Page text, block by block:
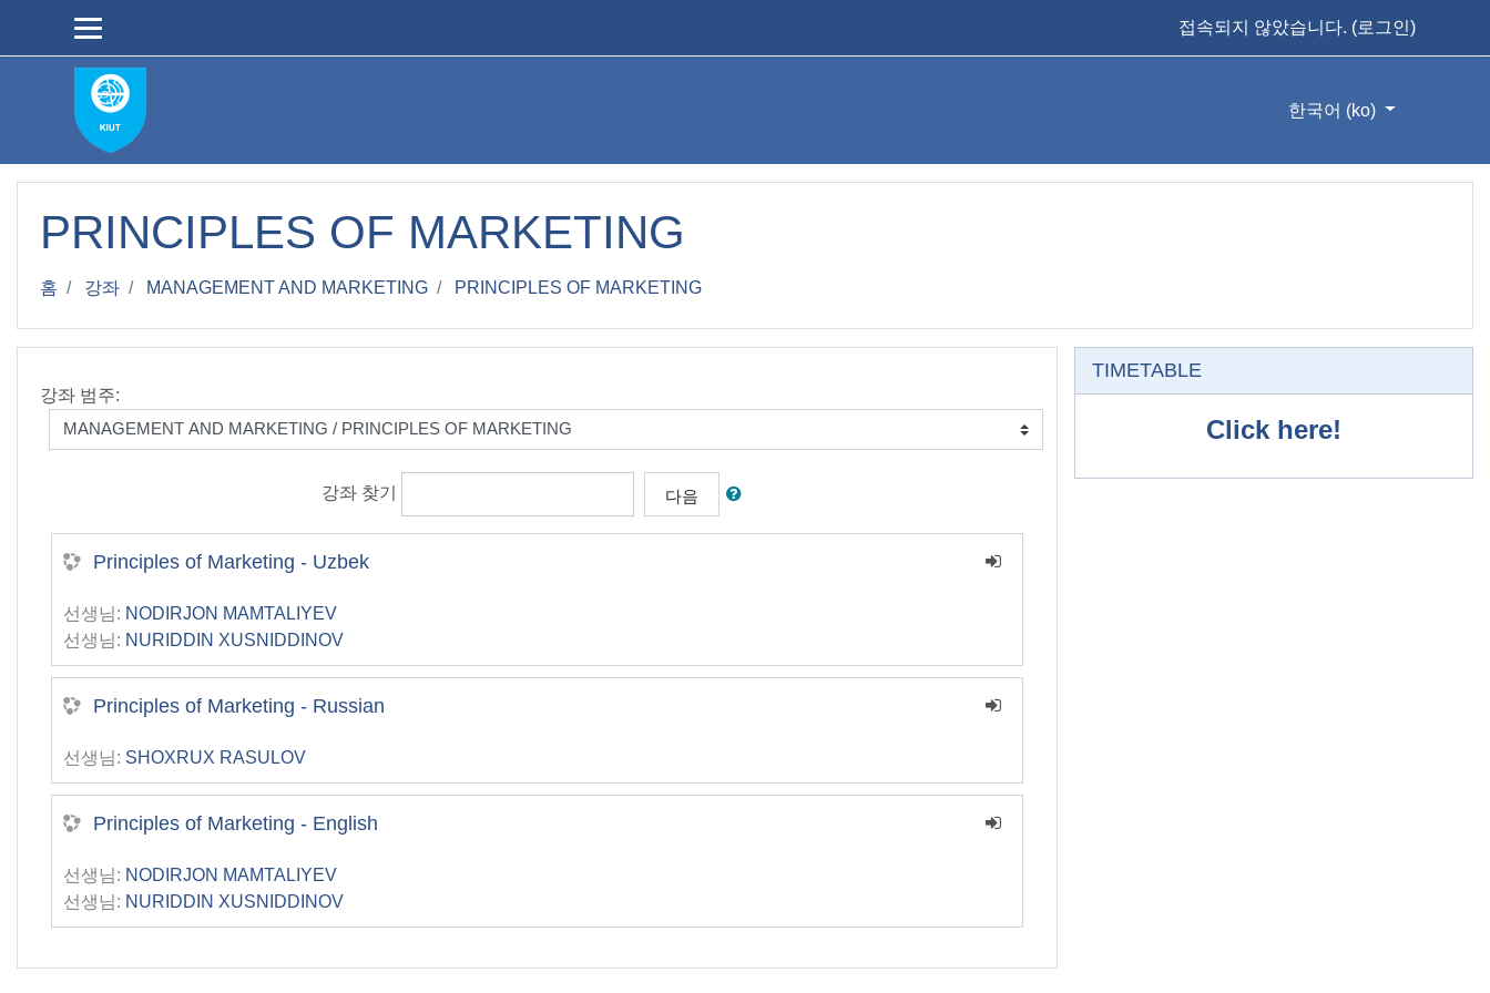
접속되지 않았습니다. (로그인)
한국어 ‎(ko)‎
PRINCIPLES OF MARKETING
홈 강좌 MANAGEMENT AND MARKETING PRINCIPLES OF MARKETING
강좌 범주:
강좌 찾기 다음
Principles of Marketing - Uzbek
선생님: NODIRJON MAMTALIYEV
선생님: NURIDDIN XUSNIDDINOV
Principles of Marketing - Russian
선생님: SHOXRUX RASULOV
Principles of Marketing - English
선생님: NODIRJON MAMTALIYEV
선생님: NURIDDIN XUSNIDDINOV
TIMETABLE
Click here!